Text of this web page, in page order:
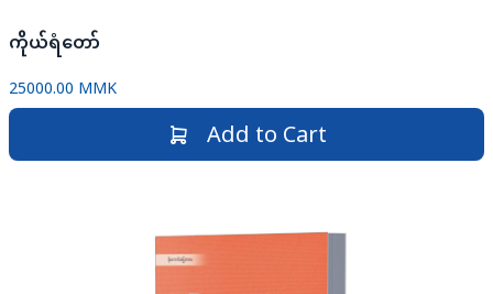
ကိုယ်ရံတော်
25000.00 MMK
Add to Cart